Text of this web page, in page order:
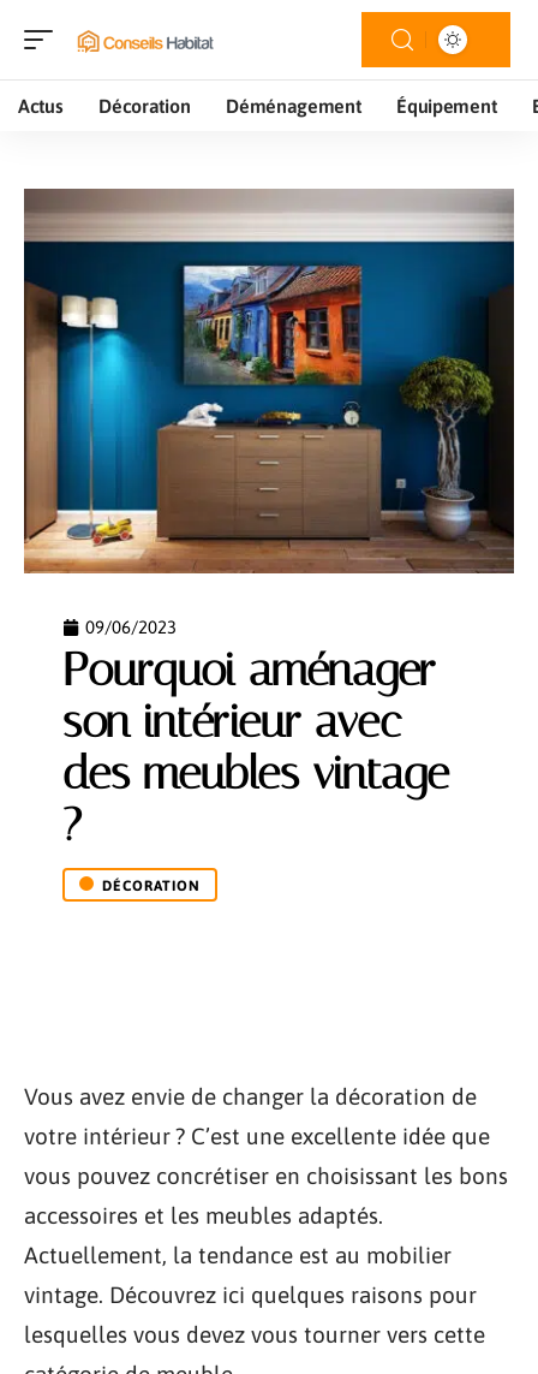
Actus Décoration Déménagement Équipement
09/06/2023
Pourquoi aménager
son intérieur avec
des meubles vintage
?
DÉCORATION
Vous avez envie de changer la décoration de
votre intérieur ? C’est une excellente idée que
vous pouvez concrétiser en choisissant les bons
accessoires et les meubles adaptés.
Actuellement, la tendance est au mobilier
vintage. Découvrez ici quelques raisons pour
lesquelles vous devez vous tourner vers cette